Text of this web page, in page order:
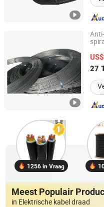
27
Tianjin Wasungen Metal
Tianjin, China
1256 in Vraag
Meest Populair
in Elektrische kabel draad